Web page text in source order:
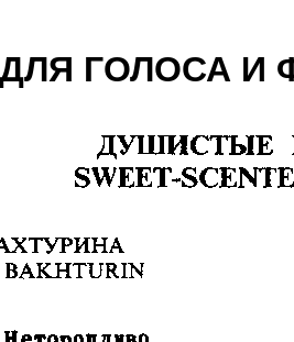
ГОЛОСА И